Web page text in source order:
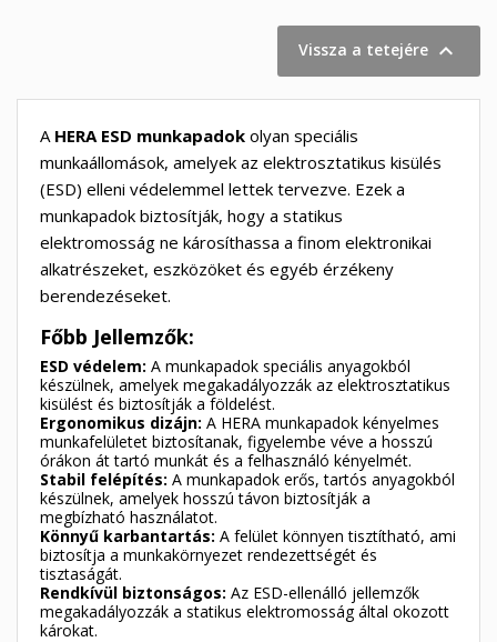
Vissza a tetejére 
A HERA ESD munkapadok olyan speciális
munkaállomások, amelyek az elektrosztatikus kisülés
(ESD) elleni védelemmel lettek tervezve. Ezek a
munkapadok biztosítják, hogy a statikus
elektromosság ne károsíthassa a finom elektronikai
alkatrészeket, eszközöket és egyéb érzékeny
berendezéseket.
Főbb Jellemzők:
ESD védelem: A munkapadok speciális anyagokból
készülnek, amelyek megakadályozzák az elektrosztatikus
kisülést és biztosítják a földelést.
Ergonomikus dizájn: A HERA munkapadok kényelmes
munkafelületet biztosítanak, figyelembe véve a hosszú
órákon át tartó munkát és a felhasználó kényelmét.
Stabil felépítés: A munkapadok erős, tartós anyagokból
készülnek, amelyek hosszú távon biztosítják a
megbízható használatot.
Könnyű karbantartás: A felület könnyen tisztítható, ami
biztosítja a munkakörnyezet rendezettségét és
tisztaságát.
Rendkívül biztonságos: Az ESD-ellenálló jellemzők
megakadályozzák a statikus elektromosság által okozott
károkat.
My wishlists ×
((modalTitle))
((confirmMessage))
((cancelText)) ((modalDeleteText))
Kívánságlista létrehozása
Kívánságlista neve
Mégsem Kívánságlista létrehozása
Bejelentkezés
Be kell jelentkezned a termékek kívánságlistába történő
mentéséhez.
Mégsem Bejelentkezés